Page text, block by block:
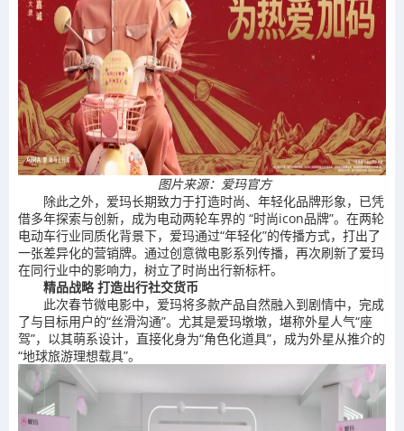
图片来源：爱玛官方
除此之外，爱玛长期致力于打造时尚、年轻化品牌形象，已凭
借多年探索与创新，成为电动两轮车界的 “时尚icon品牌”。在两轮
电动车行业同质化背景下，爱玛通过“年轻化”的传播方式，打出了
一张差异化的营销牌。通过创意微电影系列传播，再次刷新了爱玛
在同行业中的影响力，树立了时尚出行新标杆。
精品战略 打造出行社交货币
此次春节微电影中，爱玛将多款产品自然融入到剧情中，完成
了与目标用户的“丝滑沟通”。尤其是爱玛墩墩，堪称外星人气“座
驾”，以其萌系设计，直接化身为“角色化道具”，成为外星从推介的
“地球旅游理想载具”。